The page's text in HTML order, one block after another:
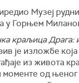
Музеј
у Горњем
краљица Драга:
је изложбе
из живота
моменте од